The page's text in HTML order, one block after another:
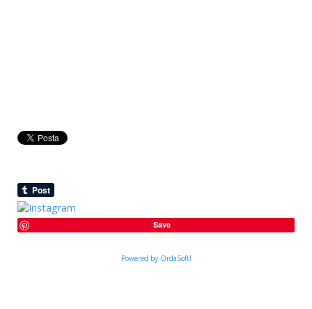
Save
Powered by OrdaSoft!